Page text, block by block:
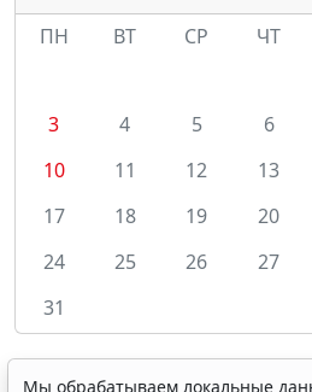
ПН
ВТ СР ЧТ
3
4 5 6
10
11 12 13
17
18 19 20
24
25 26 27
31
Мы обрабатываем локальные